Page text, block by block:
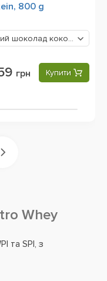
800 g
Білий шоколад кокос 1559 грн
грн Купити
Whey
та SPI, з